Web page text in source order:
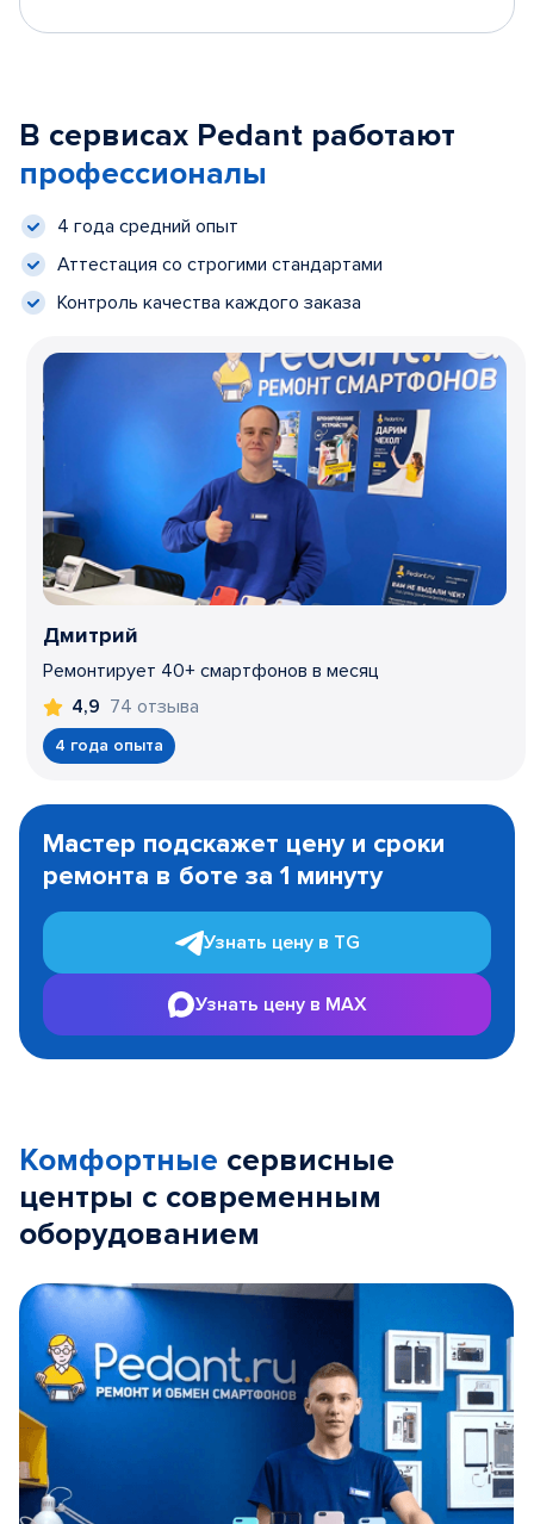
В сервисах Pedant работают
профессионалы
4 года средний опыт
Аттестация со строгими стандартами
Контроль качества каждого заказа
Дмитрий
Ремонтирует 40+ смартфонов в месяц
4,9 74 отзыва
4 года опыта
1
Мастер подскажет цену и сроки
ремонта в боте за 1 минуту
Узнать цену в TG
Узнать цену в MAX
Комфортные сервисные
центры с современным
оборудованием